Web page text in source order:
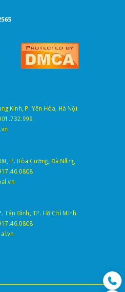
Kính, P. Yên Hòa, Hà Nội.
P. Hòa Cường, Đà Nẵng
Tân Bình, TP. Hồ Chí Minh